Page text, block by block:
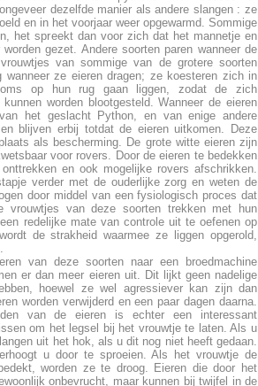
dezelfde manier als andere slangen : ze
en in het voorjaar weer opgewarmd. Sommige
het spreekt dan voor zich dat het mannetje en
gezet. Andere soorten paren wanneer de
van sommige van de grotere soorten
wanneer ze eieren dragen; ze koesteren zich in
op hun rug gaan liggen, zodat de zich
worden blootgesteld. Wanneer de eieren
het geslacht Python, en van enige andere
blijven erbij totdat de eieren uitkomen. Deze
als bescherming. De grote witte eieren zijn
voor rovers. Door de eieren te bedekken
en ook mogelijke rovers afschrikken.
verder met de ouderlijke zorg en weten de
door middel van een fysiologisch proces dat
vrouwtjes van deze soorten trekken met hun
redelijke mate van controle uit te oefenen op
de strakheid waarmee ze liggen opgerold,
van deze soorten naar een broedmachine
er dan meer eieren uit. Dit lijkt geen nadelige
hoewel ze wel agressiever kan zijn dan
worden verwijderd en een paar dagen daarna.
van de eieren is echter een interessant
om het legsel bij het vrouwtje te laten. Als u
uit het hok, als u dit nog niet heeft gedaan.
u door te sproeien. Als het vrouwtje de
worden ze te droog. Eieren die door het
onbevrucht, maar kunnen bij twijfel in de